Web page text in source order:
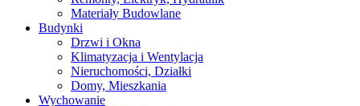
Materiały Budowlane
Budynki
Drzwi i Okna
Klimatyzacja i Wentylacja
Nieruchomości, Działki
Domy, Mieszkania
Wychowanie